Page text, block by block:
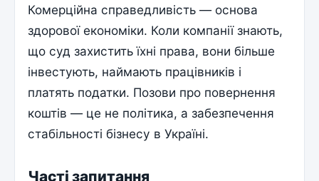
Комерційна справедливість — основа
здорової економіки. Коли компанії знають,
що суд захистить їхні права, вони більше
інвестують, наймають працівників і
платять податки. Позови про повернення
коштів — це не політика, а забезпечення
стабільності бізнесу в Україні.
Часті запитання